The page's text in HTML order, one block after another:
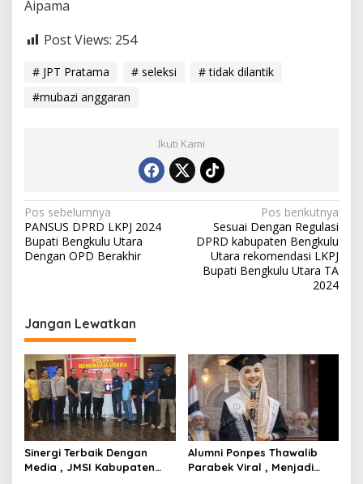
Aipama
Post Views: 254
# JPT Pratama # seleksi
# tidak dilantik
#mubazi anggaran
Ikuti Kami
N
a
v
a
s
i
p
o
s
Pos sebelumnya
PANSUS DPRD LKPJ 2024
Bupati Bengkulu Utara
Dengan OPD Berakhir
Pos berikutnya
Sesuai Dengan Regulasi
DPRD kabupaten Bengkulu
Utara rekomendasi LKPJ
Bupati Bengkulu Utara TA
2024
Jangan Lewatkan
Sinergi Terbaik Dengan
Media , JMSI Kabupaten
Alumni Ponpes Thawalib
Parabek Viral , Menjadi